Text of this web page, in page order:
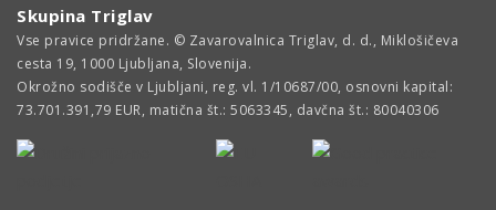
Skupina Triglav
Vse pravice pridržane. © Zavarovalnica Triglav, d. d., Miklošičeva
cesta 19, 1000 Ljubljana, Slovenija.
Okrožno sodišče v Ljubljani, reg. vl. 1/10687/00, osnovni kapital:
73.701.391,79 EUR, matična št.: 5063345, davčna št.: 80040306